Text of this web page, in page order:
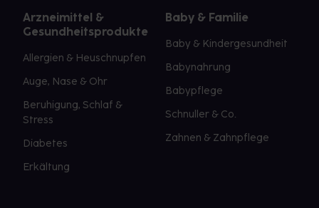
Arzneimittel &
Gesundheitsprodukte
Allergien & Heuschnupfen
Auge, Nase & Ohr
Beruhigung, Schlaf &
Stress
Diabetes
Erkältung
Baby & Familie
Baby & Kindergesundheit
Babynahrung
Babypflege
Schnuller & Co.
Zahnen & Zahnpflege